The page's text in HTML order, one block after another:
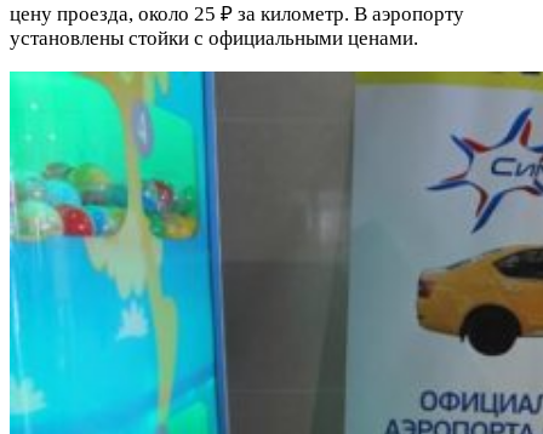
цену проезда, около 25 ₽ за километр. В аэропорту
установлены стойки с официальными ценами.